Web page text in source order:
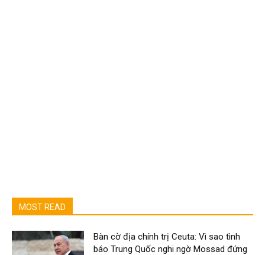
MOST READ
Bàn cờ địa chính trị Ceuta: Vì sao tình
báo Trung Quốc nghi ngờ Mossad đứng